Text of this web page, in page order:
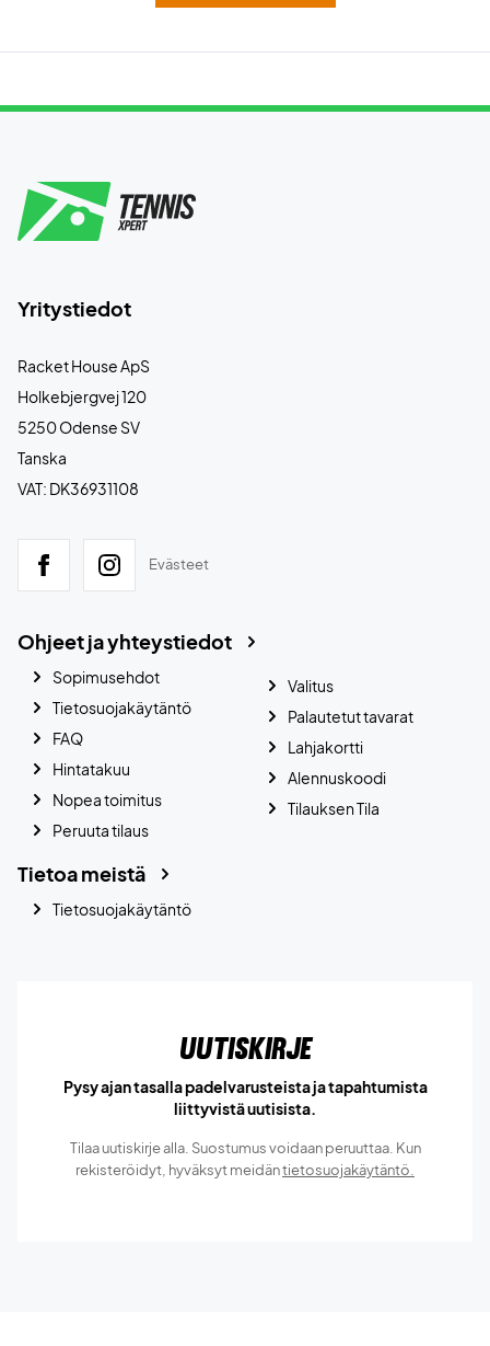
Yritystiedot
Racket House ApS
Holkebjergvej 120
5250 Odense SV
Tanska
VAT: DK36931108
Evästeet
Ohjeet ja yhteystiedot
Sopimusehdot
Tietosuojakäytäntö
FAQ
Hintatakuu
Nopea toimitus
Peruuta tilaus
Valitus
Palautetut tavarat
Lahjakortti
Alennuskoodi
Tilauksen Tila
Tietoa meistä
Tietosuojakäytäntö
Uutiskirje
Pysy ajan tasalla padelvarusteista ja tapahtumista
liittyvistä uutisista.
Tilaa uutiskirje alla. Suostumus voidaan peruuttaa. Kun
rekisteröidyt, hyväksyt meidäntietosuojakäytäntö.